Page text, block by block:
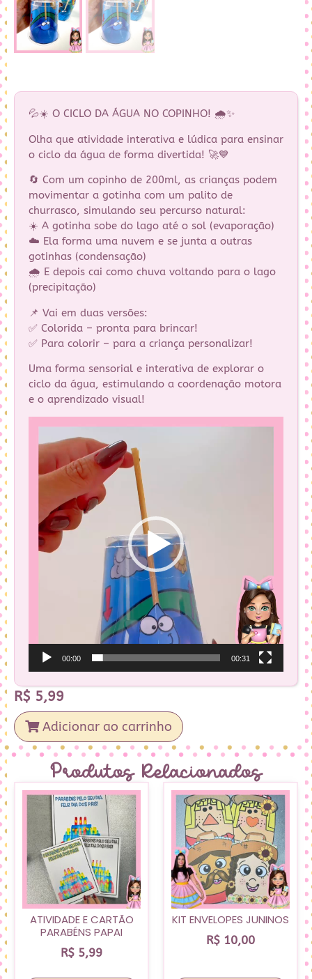
💦☀️ O CICLO DA ÁGUA NO COPINHO! 🌧️✨
Olha que atividade interativa e lúdica para ensinar
o ciclo da água de forma divertida! 🚀💙
🔄 Com um copinho de 200ml, as crianças podem
movimentar a gotinha com um palito de
churrasco, simulando seu percurso natural:
☀️ A gotinha sobe do lago até o sol (evaporação)
☁️ Ela forma uma nuvem e se junta a outras
gotinhas (condensação)
🌧️ E depois cai como chuva voltando para o lago
(precipitação)
📌 Vai em duas versões:
✅ Colorida – pronta para brincar!
✅ Para colorir – para a criança personalizar!
Uma forma sensorial e interativa de explorar o
ciclo da água, estimulando a coordenação motora
e o aprendizado visual!
Tocador
vídeo
00:00 00:31
R$ 5,99
Adicionar ao carrinho
Produtos Relacionados
ATIVIDADE E CARTÃO
PARABÉNS PAPAI
R$ 5,99
KIT ENVELOPES JUNINOS
R$ 10,00